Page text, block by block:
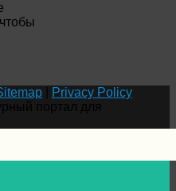
Privacy Policy